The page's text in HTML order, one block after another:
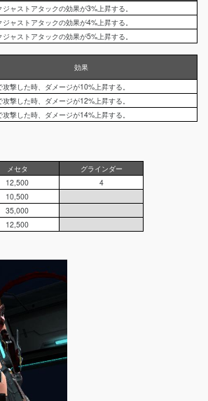
ジャストアタックの効果が3%上昇する。
ジャストアタックの効果が4%上昇する。
ジャストアタックの効果が5%上昇する。
効果
撃した時、ダメージが10%上昇する。
撃した時、ダメージが12%上昇する。
撃した時、ダメージが14%上昇する。
メセタ
グラインダー
12,500
4
10,500
35,000
12,500